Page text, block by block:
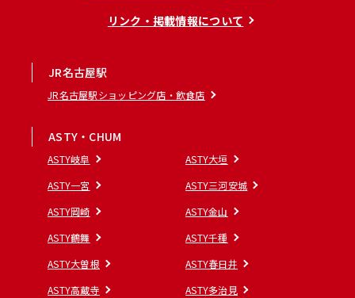
リンク・掲載情報について
JR名古屋駅
JR名古屋駅ショッピング店・飲食店
ASTY・CHUM
ASTY岐阜
ASTY大垣
ASTY一宮
ASTY三河安城
ASTY岡崎
ASTY金山
ASTY鶴舞
ASTY千種
ASTY大曽根
ASTY春日井
ASTY高蔵寺
ASTY多治見